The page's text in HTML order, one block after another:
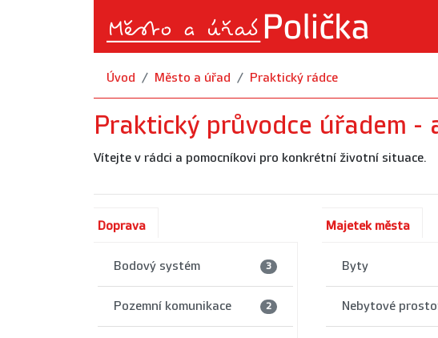
Úvod Město a úřad Praktický rádce
Praktický průvodce úřadem -
Vítejte v rádci a pomocníkovi pro konkrétní životní situace.
Doprava
Bodový systém 3
Pozemní komunikace 2
Majetek města
Byty
Nebytové